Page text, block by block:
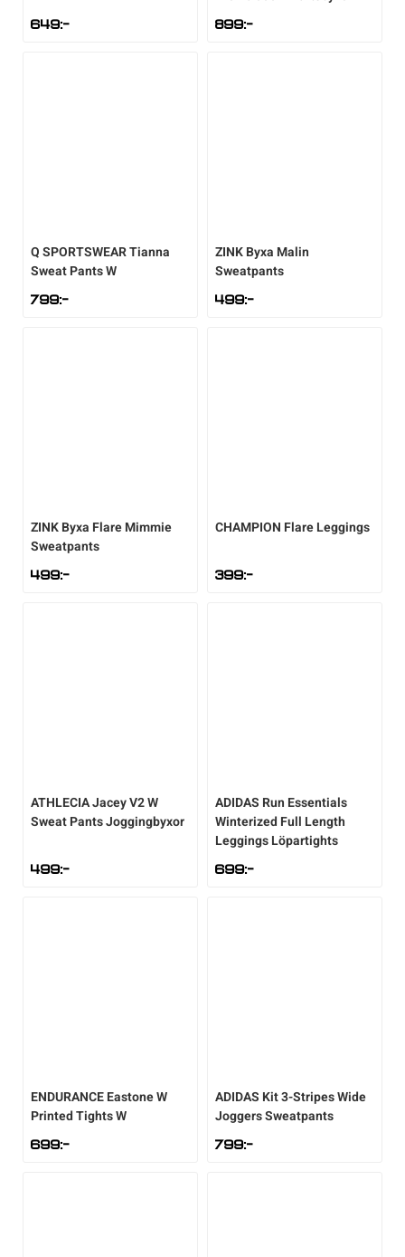
649:- 899:-
Q SPORTSWEARTianna
Sweat Pants W
799:-
ZINKByxa Malin
Sweatpants
499:-
ZINKByxa Flare Mimmie
Sweatpants
499:-
CHAMPION Flare Leggings
399:-
ATHLECIAJacey V2 W
Sweat Pants Joggingbyxor
499:-
ADIDAS Run Essentials
Winterized Full Length
Leggings Löpartights
699:-
ENDURANCEEastone W
Printed Tights W
699:-
ADIDAS Kit 3-Stripes Wide
Joggers Sweatpants
799:-